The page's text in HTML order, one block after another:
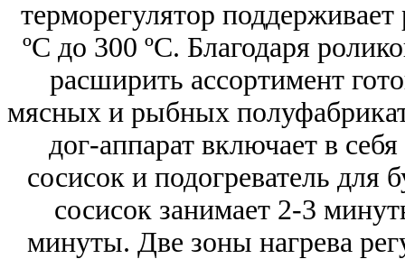
терморегулятор
ºС до 300 ºС. Благодаря
расширить ассортимент
мясных и рыбных
дог-аппарат включает в
сосисок и подогреватель для
сосисок занимает 2-3
минуты. Две зоны нагрева